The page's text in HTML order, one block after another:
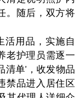
。随后，双方将
活用品，实施自
老护理员需逐一
清单'，收发物品
禁品进入居住区